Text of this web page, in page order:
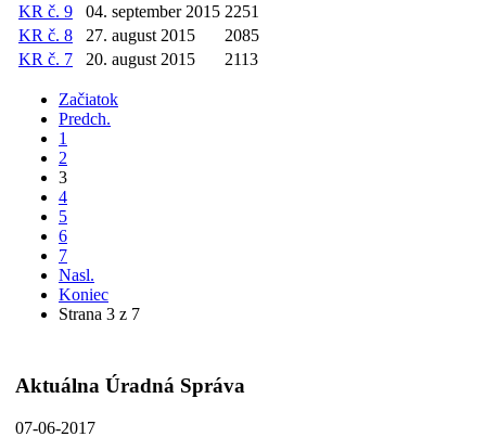
KR č. 9
04. september 2015 2251
KR č. 8
27. august 2015
2085
KR č. 7
20. august 2015 2113
Začiatok
Predch.
1
2
3
4
5
6
7
Nasl.
Koniec
Strana 3 z 7
Aktuálna Úradná Správa
07-06-2017